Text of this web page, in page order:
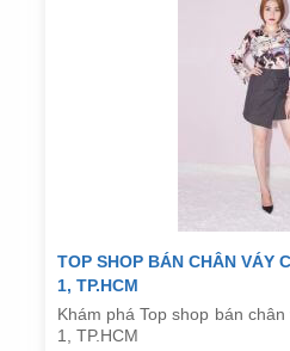
TOP SHOP BÁN CHÂN VÁY
1, TP.HCM
Khám phá Top shop bán
1, TP.HCM